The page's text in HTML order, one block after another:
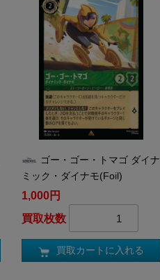
ゴー・ゴー・トマゴ ダイナ
ミック・ダイナモ(Foil)
1,000円
買取枚数
買取カートに入れる